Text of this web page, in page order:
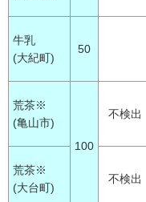
牛乳
(大紀町)
50
荒茶※
(亀山市)
100
不検出
荒茶※
(大台町)
不検出